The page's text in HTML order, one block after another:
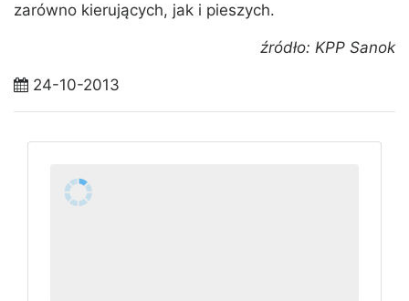
zarówno kierujących, jak i pieszych.
źródło: KPP Sanok
24-10-2013